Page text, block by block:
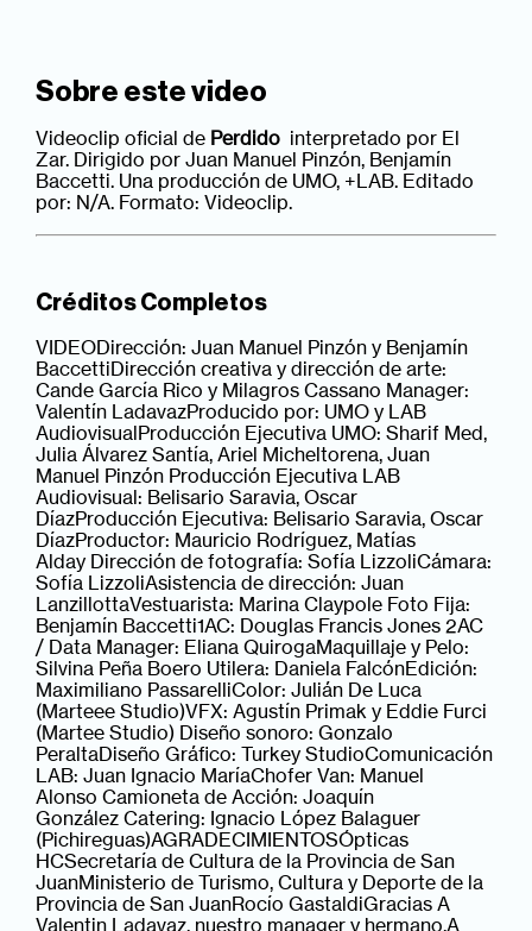
Sobre este video
Videoclip oficial de Perdido interpretado por El
Zar. Dirigido por Juan Manuel Pinzón, Benjamín
Baccetti. Una producción de UMO, +LAB. Editado
por: N/A. Formato: Videoclip.
Créditos Completos
VIDEODirección: Juan Manuel Pinzón y Benjamín
BaccettiDirección creativa y dirección de arte:
Cande García Rico y Milagros Cassano Manager:
Valentín LadavazProducido por: UMO y LAB
AudiovisualProducción Ejecutiva UMO: Sharif Med,
Julia Álvarez Santía, Ariel Micheltorena, Juan
Manuel Pinzón Producción Ejecutiva LAB
Audiovisual: Belisario Saravia, Oscar
DíazProducción Ejecutiva: Belisario Saravia, Oscar
DíazProductor: Mauricio Rodríguez, Matías
Alday Dirección de fotografía: Sofía LizzoliCámara:
Sofía LizzoliAsistencia de dirección: Juan
LanzillottaVestuarista: Marina Claypole Foto Fija:
Benjamín Baccetti1AC: Douglas Francis Jones 2AC
/ Data Manager: Eliana QuirogaMaquillaje y Pelo:
Silvina Peña Boero Utilera: Daniela FalcónEdición:
Maximiliano PassarelliColor: Julián De Luca
(Marteee Studio)VFX: Agustín Primak y Eddie Furci
(Martee Studio) Diseño sonoro: Gonzalo
PeraltaDiseño Gráfico: Turkey StudioComunicación
LAB: Juan Ignacio MaríaChofer Van: Manuel
Alonso Camioneta de Acción: Joaquín
González Catering: Ignacio López Balaguer
(Pichireguas)AGRADECIMIENTOSÓpticas
HCSecretaría de Cultura de la Provincia de San
JuanMinisterio de Turismo, Cultura y Deporte de la
Provincia de San JuanRocío GastaldiGracias A
Valentin Ladavaz, nuestro manager y hermano.A